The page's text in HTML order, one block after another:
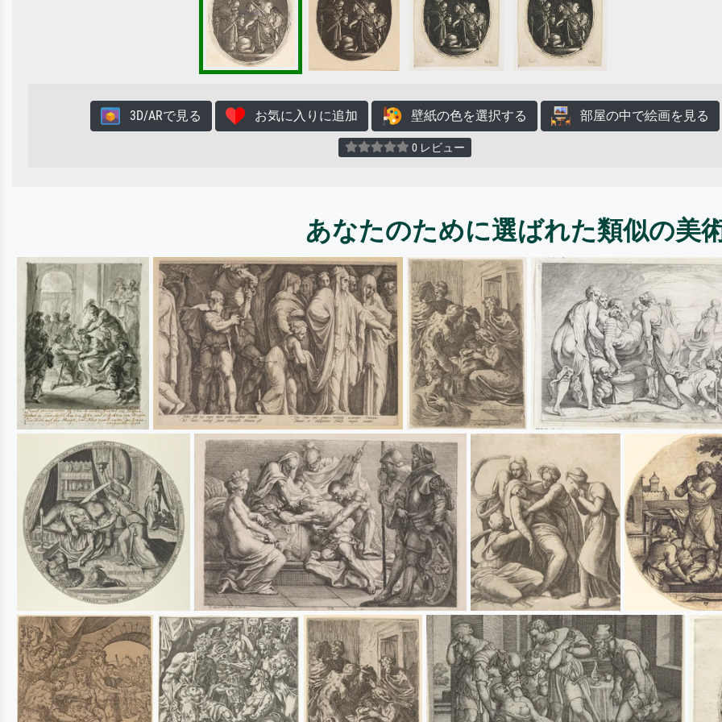
3D/ARで見る お気に入りに追加 壁紙の色を選択する 部屋の中で絵画を見る
0 レビュー
あなたのために選ばれた類似の美